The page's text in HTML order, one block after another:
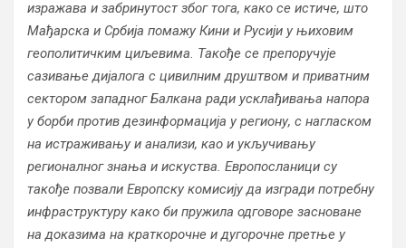
изражава и забринутост због тога, како се истиче, што
Мађарска и Србија помажу Кини и Русији у њиховим
геополитичким циљевима. Такође се препоручује
сазивање дијалога с цивилним друштвом и приватним
сектором западног Балкана ради усклађивања напора
у борби против дезинформација у региону, с нагласком
на истраживању и анализи, као и укључивању
регионалног знања и искуства. Европосланици су
такође позвали Европску комисију да изгради потребну
инфраструктуру како би пружила одговоре засноване
на доказима на краткорочне и дугорочне претње у